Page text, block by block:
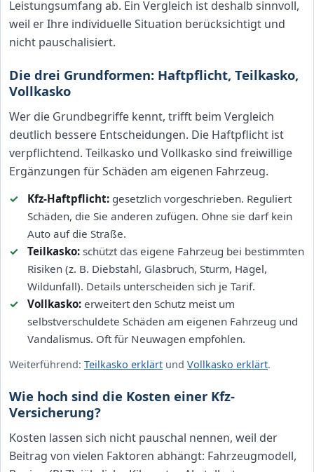
Leistungsumfang ab. Ein Vergleich ist deshalb sinnvoll,
weil er Ihre individuelle Situation berücksichtigt und
nicht pauschalisiert.
Die drei Grundformen: Haftpflicht, Teilkasko,
Vollkasko
Wer die Grundbegriffe kennt, trifft beim Vergleich
deutlich bessere Entscheidungen. Die Haftpflicht ist
verpflichtend. Teilkasko und Vollkasko sind freiwillige
Ergänzungen für Schäden am eigenen Fahrzeug.
Kfz-Haftpflicht: gesetzlich vorgeschrieben. Reguliert
Schäden, die Sie anderen zufügen. Ohne sie darf kein
Auto auf die Straße.
Teilkasko: schützt das eigene Fahrzeug bei bestimmten
Risiken (z. B. Diebstahl, Glasbruch, Sturm, Hagel,
Wildunfall). Details unterscheiden sich je Tarif.
Vollkasko: erweitert den Schutz meist um
selbstverschuldete Schäden am eigenen Fahrzeug und
Vandalismus. Oft für Neuwagen empfohlen.
Weiterführend: Teilkasko erklärt und Vollkasko erklärt.
Wie hoch sind die Kosten einer Kfz-
Versicherung?
Kosten lassen sich nicht pauschal nennen, weil der
Beitrag von vielen Faktoren abhängt: Fahrzeugmodell,